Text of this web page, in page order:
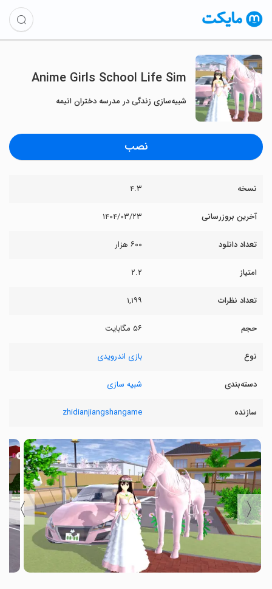
Anime Girls School Life Sim
شبیه‌سازی زندگی در مدرسه دختران انیمه
نصب
نسخه ۴.۳
آخرین بروزرسانی ۱۴۰۴/۰۳/۲۳
تعداد دانلود ۶۰۰ هزار
امتیاز ۲.۲
تعداد نظرات ۱,۱۹۹
حجم ۵۶ مگابایت
نوع بازی اندرویدی
دسته‌بندی شبیه سازی
سازنده zhidianjiangshangame
〈
〉